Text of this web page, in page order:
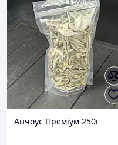
Анчоус Преміум 250г